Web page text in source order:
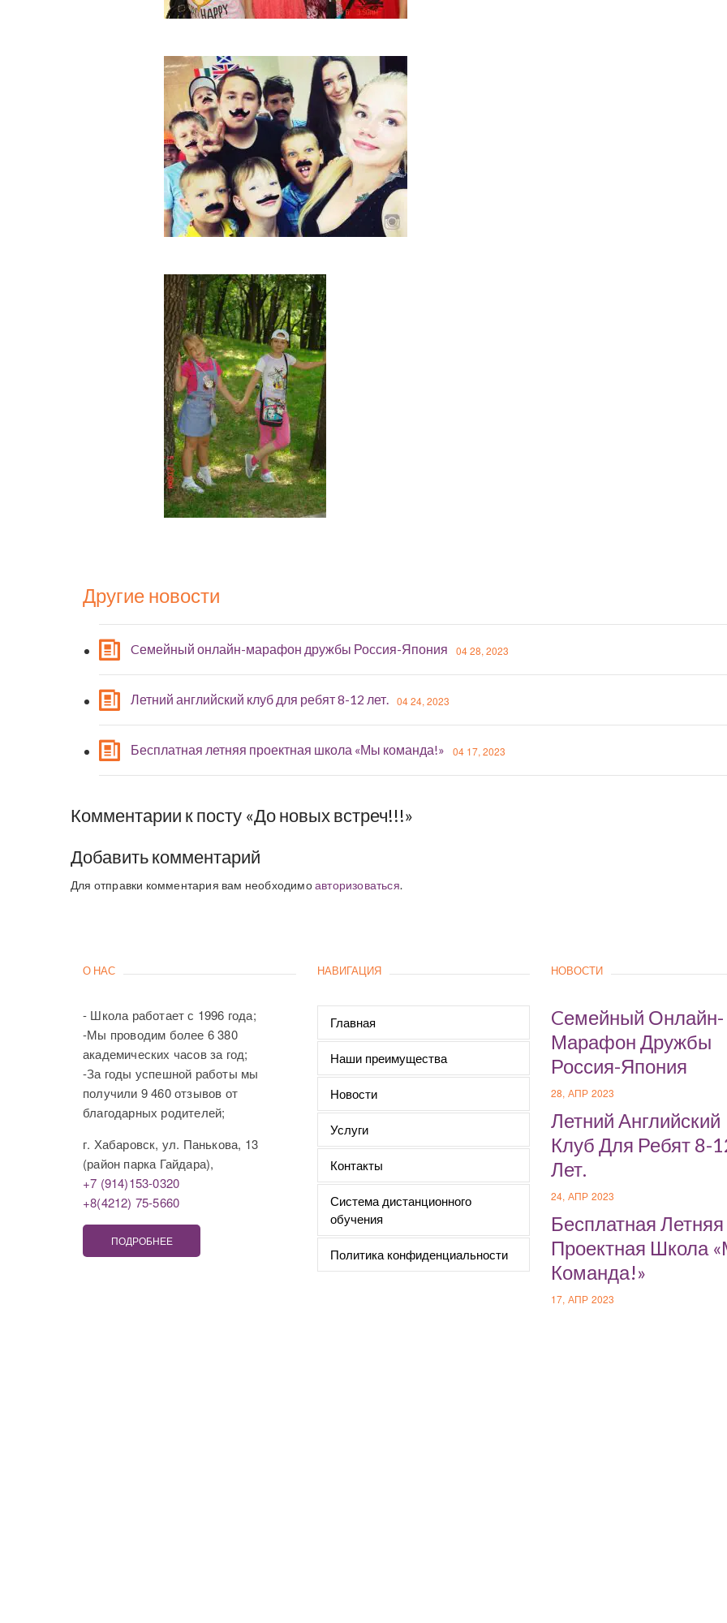
Другие новости
Cемейный онлайн-марафон дружбы Россия-Япония 04 28, 2023
Летний английский клуб для ребят 8-12 лет. 04 24, 2023
Бесплатная летняя проектная школа «Мы команда!» 04 17, 2023
Комментарии к посту «До новых встреч!!!»
Добавить комментарий
Для отправки комментария вам необходимоавторизоваться.
О НАС
- Школа работает с 1996 года;
-Мы проводим более 6 380
академических часов за год;
-За годы успешной работы мы
получили 9 460 отзывов от
благодарных родителей;
г. Хабаровск, ул. Панькова, 13
(район парка Гайдара),
+7 (914)153-0320
+8(4212) 75-5660
ПОДРОБНЕЕ
НАВИГАЦИЯ
Главная
Наши преимущества
Новости
Услуги
Контакты
Система дистанционного
обучения
Политика конфиденциальности
НОВОСТИ
Cемейный Онлайн-
Марафон Дружбы
Россия-Япония
28, АПР 2023
Летний Английский
Клуб Для Ребят 8-
Лет.
24, АПР 2023
Бесплатная Летняя
Проектная Школа
Команда!»
17, АПР 2023